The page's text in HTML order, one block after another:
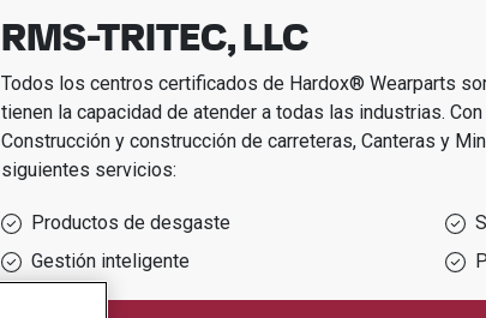
RMS-TRITEC, LLC
Todos los centros certificados de Hardox® Wearparts
tienen la capacidad de atender a todas las industrias.
Construcción y construcción de carreteras, Canteras y
siguientes servicios:
Productos de desgaste
Gestión inteligente